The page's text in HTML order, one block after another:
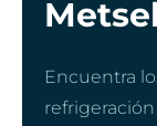
Encuentra